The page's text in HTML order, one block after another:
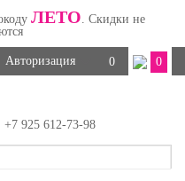
ЛЕТО. Скидки не
Авторизация 0 0
+7 925 612-73-98